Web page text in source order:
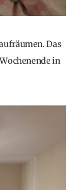
Das
in